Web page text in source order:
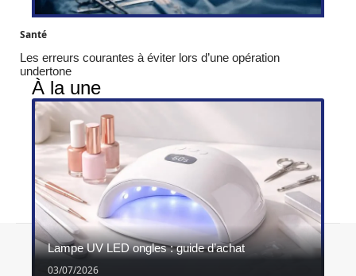
Santé
Les erreurs courantes à éviter lors d’une opération
undertone
À la une
Lampe UV LED ongles : guide d’achat
03/07/2026
Contact Mentions légales Sitemap